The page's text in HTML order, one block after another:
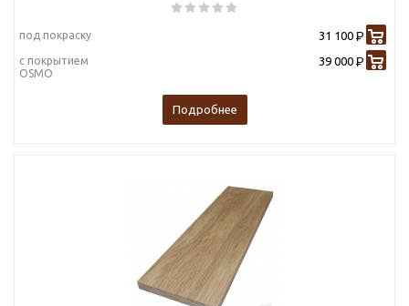
под покраску 31 100 Р
с покрытием
OSMO
39 000 Р
Подробнее